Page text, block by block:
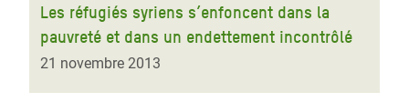
Les réfugiés syriens s’enfoncent dans la
pauvreté et dans un endettement incontrôlé
21 novembre 2013